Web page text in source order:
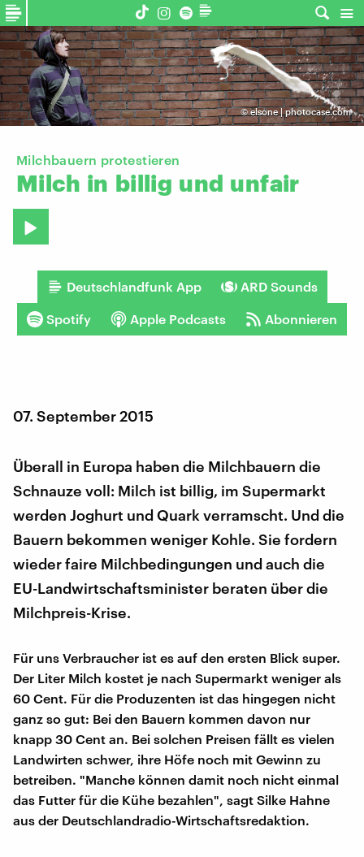
©elsone | photocase.com
Milchbauern protestieren
Milch in billig und unfair
Deutschlandfunk App ARD Sounds
Spotify Apple Podcasts Abonnieren
07. September 2015
Überall in Europa haben die Milchbauern die
Schnauze voll: Milch ist billig, im Supermarkt
werden Joghurt und Quark verramscht. Und die
Bauern bekommen weniger Kohle. Sie fordern
wieder faire Milchbedingungen und auch die
EU-Landwirtschaftsminister beraten über die
Milchpreis-Krise.
Für uns Verbraucher ist es auf den ersten Blick super.
Der Liter Milch kostet je nach Supermarkt weniger als
60 Cent. Für die Produzenten ist das hingegen nicht
ganz so gut: Bei den Bauern kommen davon nur
knapp 30 Cent an. Bei solchen Preisen fällt es vielen
Landwirten schwer, ihre Höfe noch mit Gewinn zu
betreiben. "Manche können damit noch nicht einmal
das Futter für die Kühe bezahlen", sagt Silke Hahne
aus der Deutschlandradio-Wirtschaftsredaktion.